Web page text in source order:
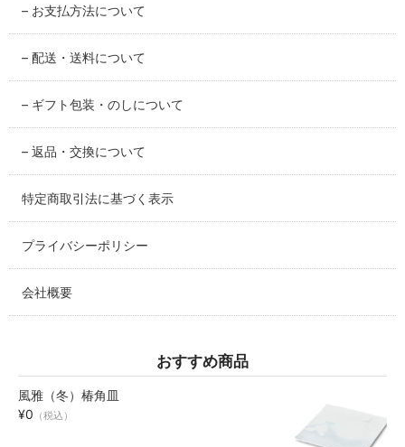
BY CATEGORY
皿・プレート
cup
モーニングセット
morning set
レスト・箸置き
アクセサリー
accessory
– お支払方法について
– 配送・送料について
– ギフト包装・のしについて
– 返品・交換について
特定商取引法に基づく表示
プライバシーポリシー
会社概要
おすすめ商品
風雅（冬）椿角皿
¥0 （税込）